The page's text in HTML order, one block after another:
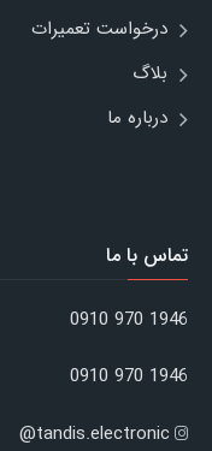
درخواست تعمیرات
بلاگ
درباره ما
تماس با ما
1946 970 0910
1946 970 0910
tandis.electronic@